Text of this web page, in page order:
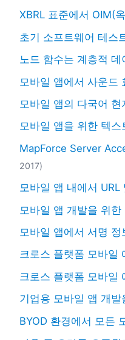
XBRL 표준에서 OIM(
초기 소프트웨어 테스
노드 함수는 계층적
모바일 앱에서 사운드
모바일 앱의 다국어 현
모바일 앱을 위한 텍
MapForce Server
2017)
모바일 앱 내에서 URL
모바일 앱 개발을 위한
모바일 앱에서 서명 정
크로스 플랫폼 모바일
크로스 플랫폼 모바일
기업용 모바일 앱 개
BYOD 환경에서 모든